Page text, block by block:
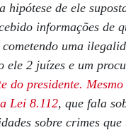
hipótese de ele
informações de
uma
ele 2 juízes e um
do presidente. Mesmo
Lei 8.112, que fala
sobre crimes que